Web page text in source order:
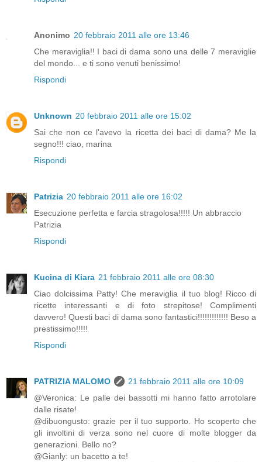
Anonimo 20 febbraio 2011 alle ore 13:46
Che meraviglia!! I baci di dama sono una delle 7 meraviglie
del mondo... e ti sono venuti benissimo!
Rispondi
Unknown 20 febbraio 2011 alle ore 15:02
Sai che non ce l'avevo la ricetta dei baci di dama? Me la
segno!!! ciao, marina
Rispondi
Patrizia 20 febbraio 2011 alle ore 16:02
Esecuzione perfetta e farcia stragolosa!!!!! Un abbraccio
Patrizia
Rispondi
Kucina di Kiara 21 febbraio 2011 alle ore 08:30
Ciao dolcissima Patty! Che meraviglia il tuo blog! Ricco di
ricette interessanti e di foto strepitose! Complimenti
davvero! Questi baci di dama sono fantastici!!!!!!!!!!!!! Beso a
prestissimo!!!!!
Rispondi
PATRIZIA MALOMO
21 febbraio 2011 alle ore 10:09
@Veronica: Le palle dei bassotti mi hanno fatto arrotolare
dalle risate!
@dibuongusto: grazie per il tuo supporto. Ho scoperto che
gli involtini di verza sono nel cuore di molte blogger da
generazioni. Bello no?
@Gianly: un bacetto a te!